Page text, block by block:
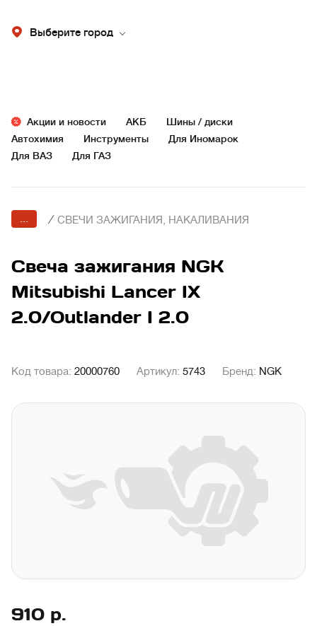
Выберите город
Акции и новости АКБ
Шины / диски
Автохимия
Инструменты
Для Иномарок
Для ВАЗ
Для ГАЗ
... / СВЕЧИ ЗАЖИГАНИЯ, НАКАЛИВАНИЯ
Свеча зажигания NGK
Mitsubishi Lancer IX
2.0/Outlander I 2.0
Код товара: 20000760 Артикул: 5743 Бренд: NGK
910 р.